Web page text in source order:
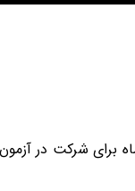
و ۷۶۲ داوطلب تا ۸ صبح امروز ۴ دی